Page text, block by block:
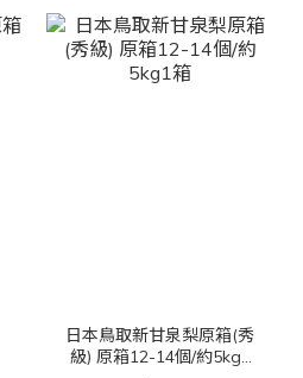
日本鳥取新甘泉梨原箱(秀
級) 原箱12-14個/約5kg1